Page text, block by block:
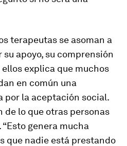
terapeutas se asoman a
apoyo, su comprensión
ellos explica que muchos
en común una
por la aceptación social.
de lo que otras personas
“Esto genera mucha
que nadie está prestando